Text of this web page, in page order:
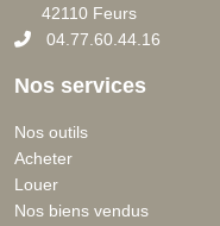
42110 Feurs
04.77.60.44.16
Nos services
Nos outils
Acheter
Louer
Nos biens vendus